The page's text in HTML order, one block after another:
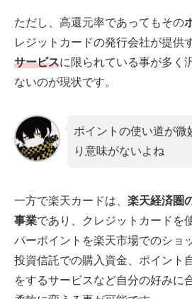
ただし、高還元率であってもその
レジットカードの発行会社が提供
サービスに限られている事が多く
ないのが現状です。
ポイントの使い道が微
り意味がないよね
一方で楽天カードは、 楽天経済圏
事業であり、クレジットカードを
パーポイントを楽天市場でのショ
投資信託での購入資金、ポイント
をするサービスなど自分の好みに